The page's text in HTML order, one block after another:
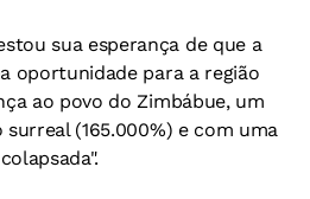
sua esperança de que a
oportunidade para a região
ao povo do Zimbábue, um
(165.000%) e com uma